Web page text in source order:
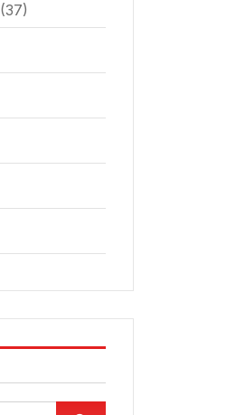
(37)